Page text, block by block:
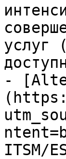
услуг
-
ITSM/